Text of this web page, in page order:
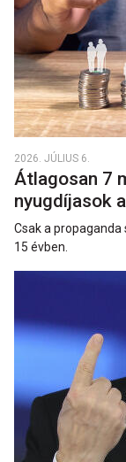
2026. JÚLIUS 6.
Átlagosan 7
nyugdíjasok
Csak a
15 évben.